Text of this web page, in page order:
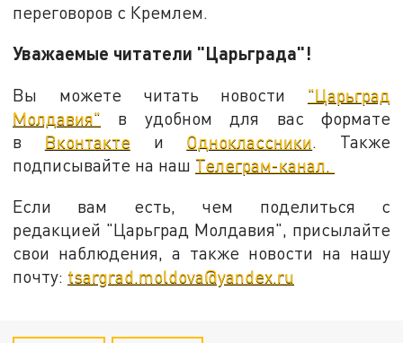
переговоров с Кремлем.
Уважаемые читатели "Царьграда"!
Вы можете читать новости "Царьград
Молдавия" в удобном для вас формате
в Вконтактеи Одноклассники. Также
подписывайте на наш Телеграм-канал.
Если вам есть, чем поделиться с
редакцией "Царьград Молдавия", присылайте
свои наблюдения, а также новости на нашу
почту: tsargrad.moldova@yandex.ru